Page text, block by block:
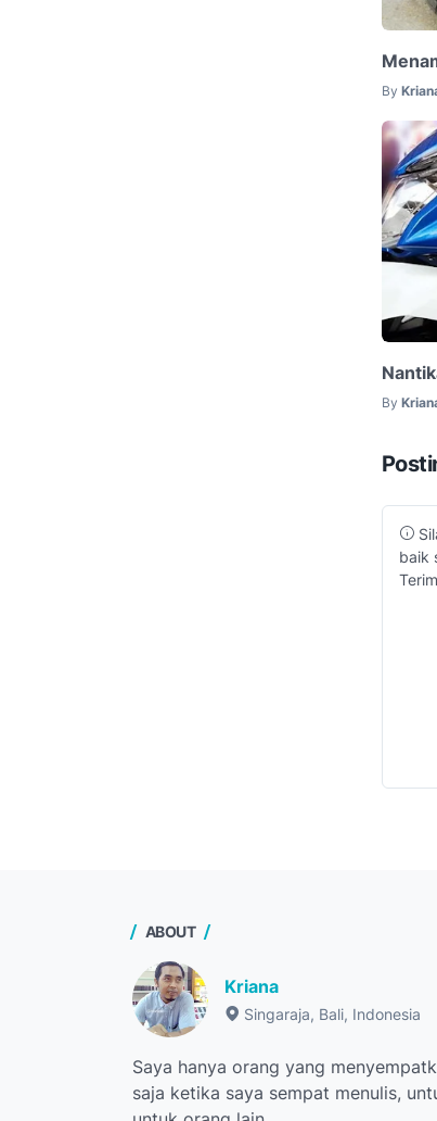
By
By
baik
ABOUT
Kriana
Singaraja, Bali, Indonesia
Saya hanya orang yang
saja ketika saya sempat menulis,